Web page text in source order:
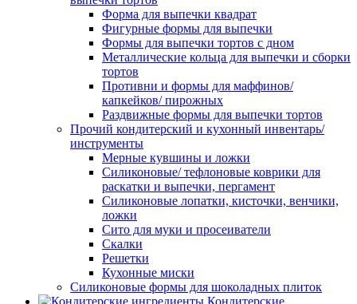
Форма для выпечки квадрат
Фигурные формы для выпечки
Формы для выпечки тортов с дном
Металлические кольца для выпечки и сборки
тортов
Противни и формы для маффинов/
капкейков/ пирожных
Раздвижные формы для выпечки тортов
Прочий кондитерский и кухонный инвентарь/
инструменты
Мерные кувшины и ложки
Силиконовые/ тефлоновые коврики для
раскатки и выпечки, пергамент
Силиконовые лопатки, кисточки, венчики,
ложки
Сито для муки и просеиватели
Скалки
Решетки
Кухонные миски
Силиконовые формы для шоколадных плиток
Кондитерские